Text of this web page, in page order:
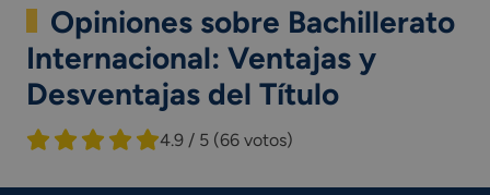
Opiniones sobre Bachillerato
Internacional: Ventajas y
Desventajas del Título
4.9 / 5 (66 votos)